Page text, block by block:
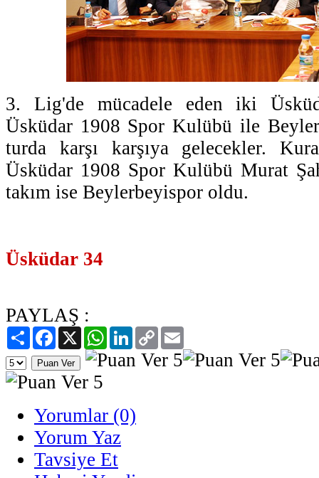
3. Lig'de mücadele eden iki
Üsküdar 1908 Spor Kulübü ile
turda karşı karşıya gelecekler.
Üsküdar 1908 Spor Kulübü Murat
takım ise Beylerbeyispor oldu.
Üsküdar 34
PAYLAŞ :
PaylaşFacebook
X WhatsAppLinkedIn
Copy
Link
Yorumlar (0)
Yorum Yaz
Tavsiye Et